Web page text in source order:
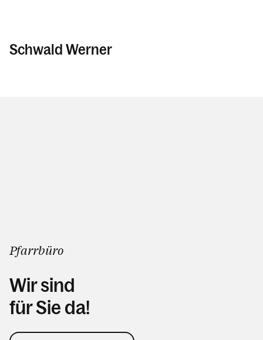
Schwald Werner
Pfarrbüro
Wir sind
für Sie da!